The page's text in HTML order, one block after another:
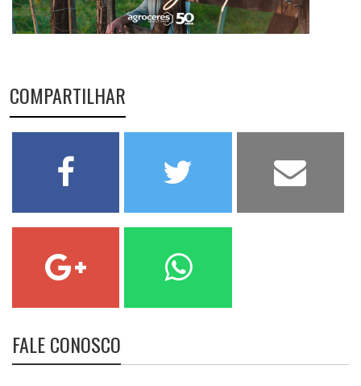
COMPARTILHAR
FALE CONOSCO